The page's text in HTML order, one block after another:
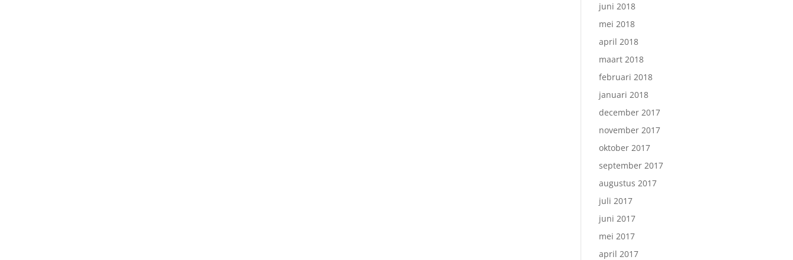
juni 2018
mei 2018
april 2018
maart 2018
februari 2018
januari 2018
december 2017
november 2017
oktober 2017
september 2017
augustus 2017
juli 2017
juni 2017
mei 2017
april 2017